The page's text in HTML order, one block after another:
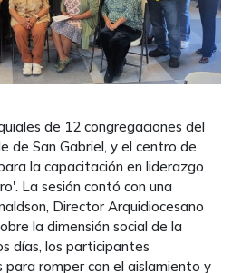
de 12 congregaciones del
de San Gabriel, y el centro de
la capacitación en liderazgo
La sesión contó con una
Director Arquidiocesano
la dimensión social de la
días, los participantes
para romper con el aislamiento y